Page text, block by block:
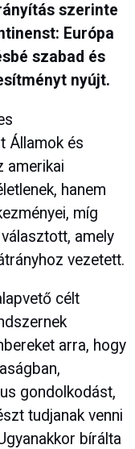
szerinte
Európa
szabad és
nyújt.
Államok és
amerikai
hanem
míg
amely
vezetett.
célt
arra, hogy
gondolkodást,
tudjanak venni
bírálta